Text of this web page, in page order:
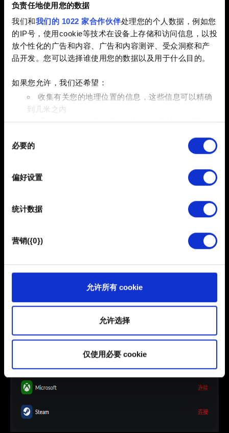
负责任地使用您的数据
我们和我们的 1022 家合作伙伴处理您的个人数据，例如您
的IP号，使用cookie等技术在设备上存储和访问信息，以投
放个性化的广告和内容、广告和内容测评、受众洞察和产
品开发。您可以选择谁使用您的数据以及用于什么目的。
如果您允许，我们还希望：
收集有关您的地理位置的信息，这些信息可以精确
到几米之内
通过主动扫描特定特征（指纹）来识别您的设备
查找有关您的个人数据如何处理的更多信息，
并设置您的首选项。您可随时从Cookie声明中更改或撤回
部分需要使用 Cookies 的是为了让网站功能可用，而另一
馈，以便网站将更好地服务于您。例如帮助我们在社交媒
也可能与我们的合作伙伴分享我们的 Cookie 片段。但是，
使用所有这些非强制性的 Cookie 都需要提前获取您的许
您可以在下面的"设置"菜单中找到有关我们使用 Cookie 的
其中的内容并准备好继续，请点击"确定"。
必要的
偏好设置
统计数据
营销({0})
允许所有 cookie
允许选择
仅使用必要 cookie
我们将向您账号的电子邮箱地址发送一次性验证码，用以
确保该账号属于您。此后，连接的平台账号将成为你 CD
PROJEKT RED 账号的备选认证方式。
从账号面板连接平台账号
登录您的账户，进入管理面板中的“已关联账户”分页。选
完成后，你便能使用该平台账号登录你的 CD PROJEKT
RED 账号。